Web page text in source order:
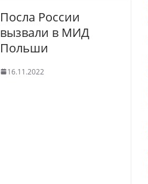
Посла России
вызвали в МИД
Польши
16.11.2022